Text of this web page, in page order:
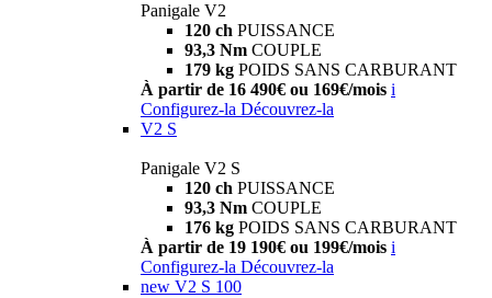
Panigale V2
120 ch PUISSANCE
93,3 Nm COUPLE
179 kg POIDS SANS CARBURANT
À partir de 16 490€ ou 169€/mois i
Configurez-la Découvrez-la
V2 S
Panigale V2 S
120 ch PUISSANCE
93,3 Nm COUPLE
176 kg POIDS SANS CARBURANT
À partir de 19 190€ ou 199€/mois i
Configurez-la Découvrez-la
new V2 S 100